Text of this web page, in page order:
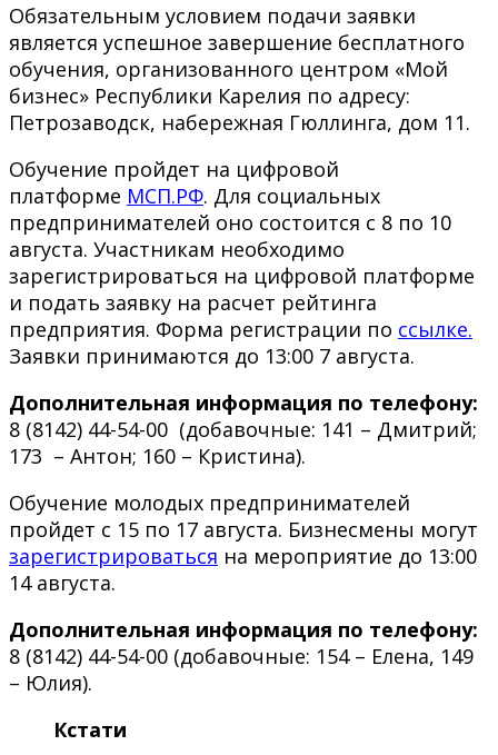
Обязательным условием подачи заявки
является успешное завершение бесплатного
обучения, организованного центром «Мой
бизнес» Республики Карелия по адресу:
Петрозаводск, набережная Гюллинга, дом 11.
Обучение пройдет на цифровой
платформе МСП.РФ. Для социальных
предпринимателей оно состоится с 8 по 10
августа. Участникам необходимо
зарегистрироваться на цифровой платформе
и подать заявку на расчет рейтинга
предприятия. Форма регистрации по ссылке.
Заявки принимаются до 13:00 7 августа.
Дополнительная информация по телефону:
8 (8142) 44-54-00 (добавочные: 141 – Дмитрий;
173 – Антон; 160 – Кристина).
Обучение молодых предпринимателей
пройдет с 15 по 17 августа. Бизнесмены могут
зарегистрироваться на мероприятие до 13:00
14 августа.
Дополнительная информация по телефону:
8 (8142) 44-54-00 (добавочные: 154 – Елена, 149
– Юлия).
Кстати